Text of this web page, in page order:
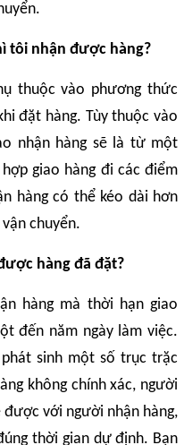
tôi nhận được hàng?
thuộc vào phương thức
đặt hàng. Tùy thuộc vào
nhận hàng sẽ là từ một
giao hàng đi các điểm
hàng có thể kéo dài hơn
chuyển.
hàng đã đặt?
hàng mà thời hạn giao
đến năm ngày làm việc.
sinh một số trục trặc
không chính xác, người
được với người nhận hàng,
thời gian dự định. Bạn